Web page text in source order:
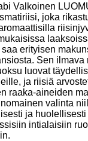
Valkoinen
joka
erityisen
Sen ilmava
luovat
ja riisiä
raaka-aineiden
valinta
ja
intialaisiin